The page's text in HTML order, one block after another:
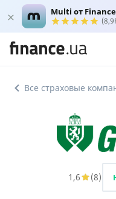
Multi от
Все страховые
1,6 (8)